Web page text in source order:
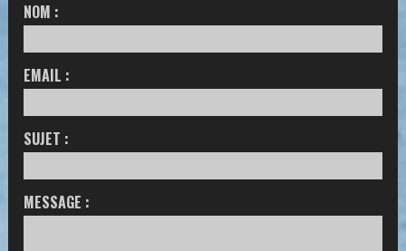
NOM :
EMAIL :
SUJET :
MESSAGE :